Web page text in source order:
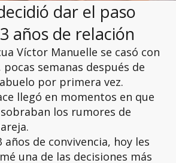
dar el paso
años de relación
Víctor Manuelle se casó con
pocas semanas después de
por primera vez.
llegó en momentos en que
los rumores de
años de convivencia, hoy les
una de las decisiones más